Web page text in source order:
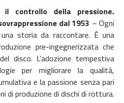
controllo della pressione.
dal 1953 – Ogni
storia da raccontare. È una
pre-ingegnerizzata che
disco. L’adozione tempestiva
per migliorare la qualità,
e la passione senza pari
di produzione di dischi di rottura.